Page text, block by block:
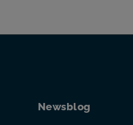
Newsblog